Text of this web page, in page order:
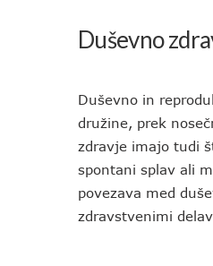
Duševno
Duševno in
družine, prek
zdravje imajo tudi
spontani splav ali
povezava med
zdravstvenimi